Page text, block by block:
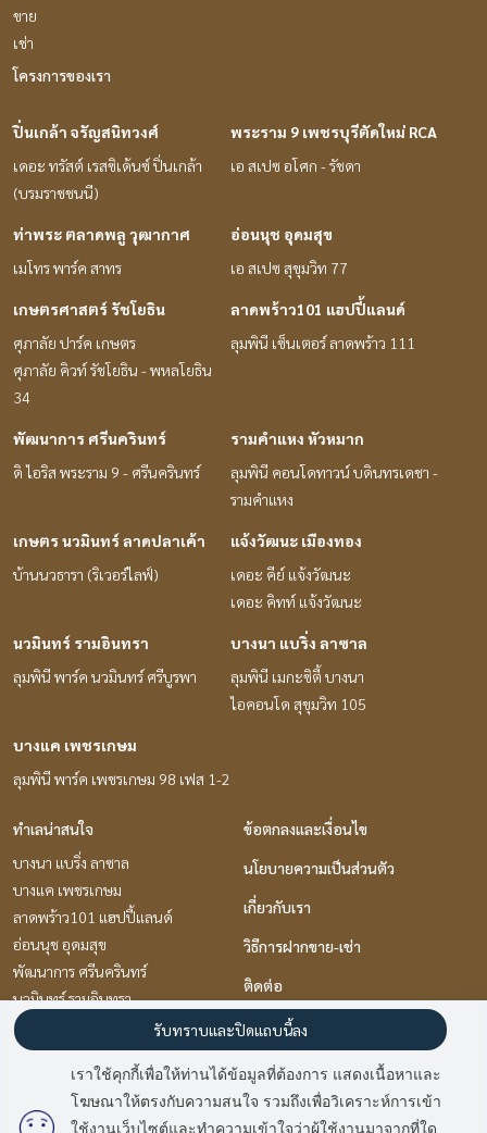
มี2คนกำลังดูประกาศนี้
ขาย
เช่า
โครงการของเรา
ปิ่นเกล้า จรัญสนิทวงศ์
เดอะ ทรัสต์ เรสซิเด้นซ์ ปิ่นเกล้า
(บรมราชชนนี)
พระราม 9 เพชรบุรีตัดใหม่ RCA
เอ สเปซ อโศก - รัชดา
ท่าพระ ตลาดพลู วุฒากาศ
เมโทร พาร์ค สาทร
อ่อนนุช อุดมสุข
เอ สเปซ สุขุมวิท 77
เกษตรศาสตร์ รัชโยธิน
ศุภาลัย ปาร์ค เกษตร
ศุภาลัย คิวท์ รัชโยธิน - พหลโยธิน
34
ลาดพร้าว101 แฮปปี้แลนด์
ลุมพินี เซ็นเตอร์ ลาดพร้าว 111
พัฒนาการ ศรีนครินทร์
ดิ ไอริส พระราม 9 - ศรีนครินทร์
รามคำแหง หัวหมาก
ลุมพินี คอนโดทาวน์ บดินทรเดชา -
รามคำแหง
เกษตร นวมินทร์ ลาดปลาเค้า
บ้านนวธารา (ริเวอร์ไลฟ์)
แจ้งวัฒนะ เมืองทอง
เดอะ คีย์ แจ้งวัฒนะ
เดอะ คิทท์ แจ้งวัฒนะ
นวมินทร์ รามอินทรา
ลุมพินี พาร์ค นวมินทร์ ศรีบูรพา
บางนา แบริ่ง ลาซาล
ลุมพินี เมกะซิตี้ บางนา
ไอคอนโด สุขุมวิท 105
บางแค เพชรเกษม
ลุมพินี พาร์ค เพชรเกษม 98 เฟส 1-2
ทำเลน่าสนใจ
บางนา แบริ่ง ลาซาล
บางแค เพชรเกษม
ลาดพร้าว101 แฮปปี้แลนด์
อ่อนนุช อุดมสุข
พัฒนาการ ศรีนครินทร์
นวมินทร์ รามอินทรา
รามคำแหง หัวหมาก
พระราม 9 เพชรบุรีตัดใหม่ RCA
ปิ่นเกล้า จรัญสนิทวงศ์
ท่าพระ ตลาดพลู วุฒากาศ
ข้อตกลงและเงื่อนไข
นโยบายความเป็นส่วนตัว
เกี่ยวกับเรา
วิธีการฝากขาย-เช่า
ติดต่อ
เราใช้คุกกี้เพื่อให้ท่านได้ข้อมูลที่ต้องการ แสดงเนื้อหาและ
โฆษณาให้ตรงกับความสนใจ รวมถึงเพื่อวิเคราะห์การเข้า
ใช้งานเว็บไซต์และทำความเข้าใจว่าผู้ใช้งานมาจากที่ใด
รับทราบและปิดแถบนี้ลง